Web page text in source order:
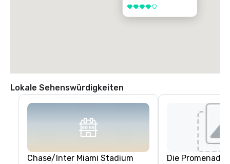
4 von 5
Lokale Sehenswürdigkeiten
Chase/Inter Miami Stadium
Die Promenade